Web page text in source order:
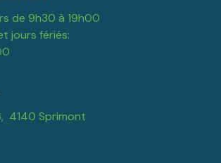
de 9h30 à 19h00
jours fériés:
4140 Sprimont